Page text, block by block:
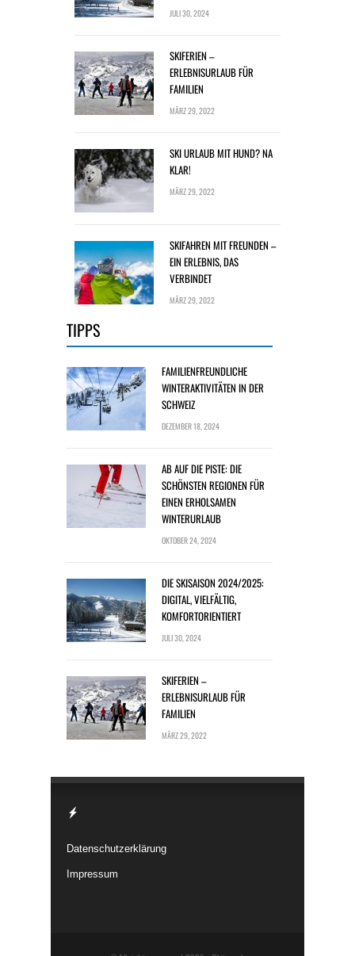
JULI 30, 2024
SKIFERIEN –
ERLEBNISURLAUB FÜR
FAMILIEN
MÄRZ 29, 2022
SKI URLAUB MIT HUND? NA
KLAR!
MÄRZ 29, 2022
SKIFAHREN MIT FREUNDEN –
EIN ERLEBNIS, DAS
VERBINDET
MÄRZ 29, 2022
TIPPS
FAMILIENFREUNDLICHE
WINTERAKTIVITÄTEN IN DER
SCHWEIZ
DEZEMBER 18, 2024
AB AUF DIE PISTE: DIE
SCHÖNSTEN REGIONEN FÜR
EINEN ERHOLSAMEN
WINTERURLAUB
OKTOBER 24, 2024
DIE SKISAISON 2024/2025:
DIGITAL, VIELFÄLTIG,
KOMFORTORIENTIERT
JULI 30, 2024
SKIFERIEN –
ERLEBNISURLAUB FÜR
FAMILIEN
MÄRZ 29, 2022
Datenschutzerklärung
Impressum